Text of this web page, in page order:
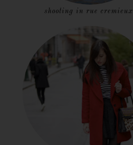
shooting in rue cremieux